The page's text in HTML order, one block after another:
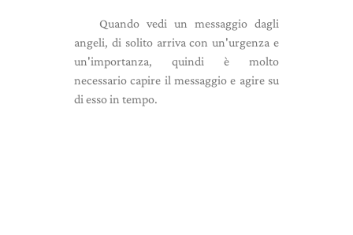
Quando vedi un messaggio dagli
angeli, di solito arriva con un'urgenza e
un'importanza, quindi è molto
necessario capire il messaggio e agire su
di esso in tempo.